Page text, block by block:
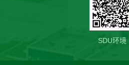
SDU环境